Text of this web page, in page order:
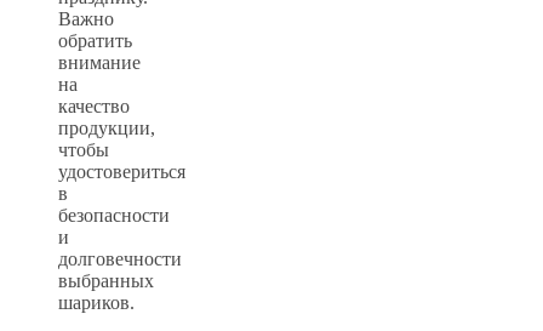
Важно
обратить
внимание
на
качество
продукции,
чтобы
удостовериться
в
безопасности
и
долговечности
выбранных
шариков.